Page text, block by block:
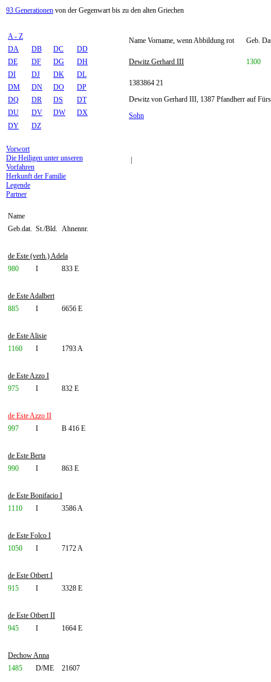
93 Generationen von der Gegenwart bis zu den alten Griechen
A - Z
DA
DB DC
DD
DE
DF DG
DH
DI
DJ DK
DL
DM
DN DO
DP
DQ
DR DS
DT
DU
DV DW
DX
DY
DZ
Vorwort
Die Heiligen unter unseren
Vorfahren
Herkunft der Familie
Legende
Partner
Name
Geb.dat. St./Bld. Ahnennr.
de Este (verh.) Adela
980
I 833 E
de Este Adalbert
885
I 6656 E
de Este Alisie
1160
I 1793 A
de Este Azzo I
975
I 832 E
de Este Azzo II
997
I B 416 E
de Este Berta
990
I 863 E
de Este Bonifacio I
1110
I 3586 A
de Este Folco I
1050
I 7172 A
de Este Otbert I
915
I 3328 E
de Este Otbert II
945
I 1664 E
Dechow Anna
1485
D/ME 21607
Name Vorname, wenn Abbildung rot Geb.
Dewitz Gerhard III 1300
1383864 21
Dewitz von Gerhard III, 1387 Pfandherr auf
Sohn